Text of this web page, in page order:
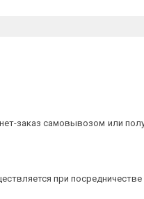
заказ самовывозом или
при